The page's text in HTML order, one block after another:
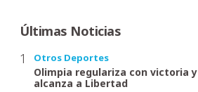
Últimas Noticias
Otros Deportes
Olimpia regulariza con victoria y
alcanza a Libertad